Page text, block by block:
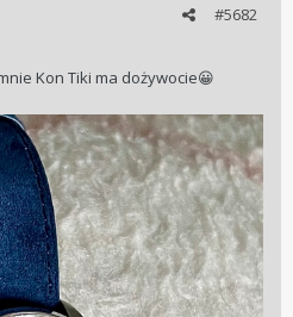
#5682
Kon Tiki ma dożywocie😀